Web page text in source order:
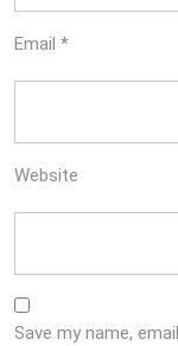
Email *
Website
Save my name,